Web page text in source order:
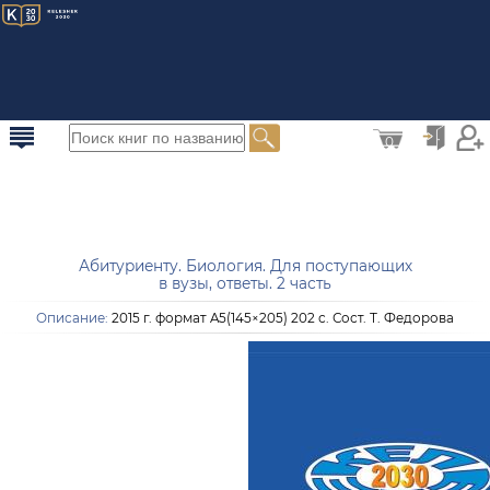
0
Абитуриенту. Биология. Для поступающих
в вузы, ответы. 2 часть
Описание: 2015 г. формат A5(145×205) 202 с. Сост. Т. Федорова